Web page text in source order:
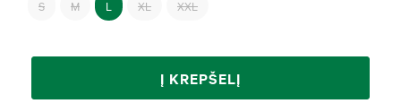
S M L XL XXL
Į KREPŠELĮ